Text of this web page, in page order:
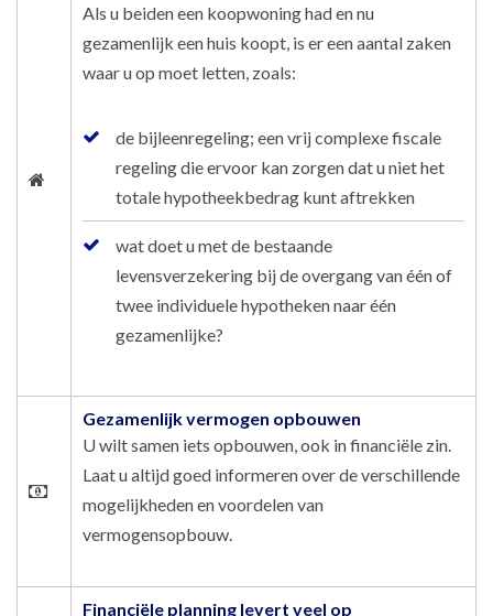
Als u beiden een koopwoning had en nu
gezamenlijk een huis koopt, is er een aantal zaken
waar u op moet letten, zoals:
de bijleenregeling; een vrij complexe fiscale
regeling die ervoor kan zorgen dat u niet het
totale hypotheekbedrag kunt aftrekken
wat doet u met de bestaande
levensverzekering bij de overgang van één of
twee individuele hypotheken naar één
gezamenlijke?
Gezamenlijk vermogen opbouwen
U wilt samen iets opbouwen, ook in financiële zin.
Laat u altijd goed informeren over de verschillende
mogelijkheden en voordelen van
vermogensopbouw.
Financiële planning levert veel op